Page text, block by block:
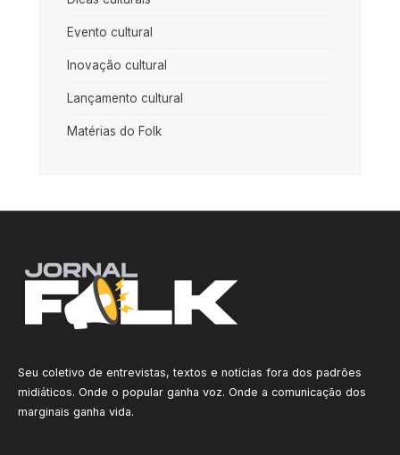
Evento cultural
Inovação cultural
Lançamento cultural
Matérias do Folk
Seu coletivo de entrevistas, textos e notícias fora dos padrões
midiáticos. Onde o popular ganha voz. Onde a comunicação dos
marginais ganha vida.